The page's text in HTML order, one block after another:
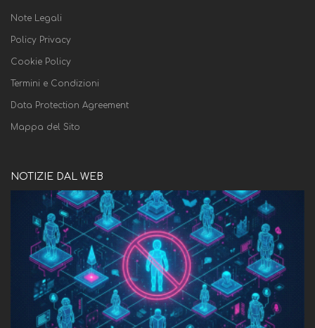
Note Legali
Policy Privacy
Cookie Policy
Termini e Condizioni
Data Protection Agreement
Mappa del Sito
NOTIZIE DAL WEB